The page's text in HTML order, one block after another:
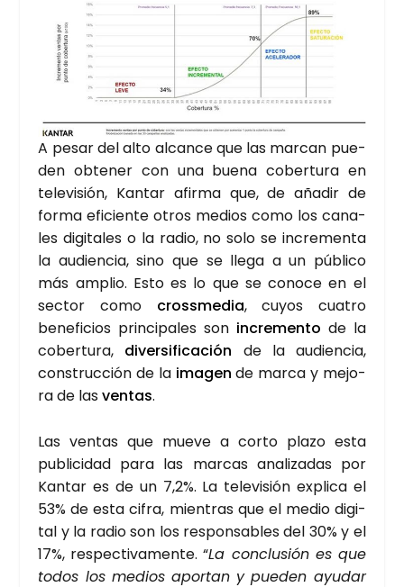
A pesar del alto alcan­ce que las mar­can pue­
den obte­ner con una bue­na cober­tu­ra en
tele­vi­sión, Kan­tar afir­ma que, de aña­dir de
for­ma efi­cien­te otros medios como los cana­
les digi­ta­les o la radio, no solo se incre­men­ta
la audien­cia, sino que se lle­ga a un públi­co
más amplio. Esto es lo que se cono­ce en el
sec­tor como cross­me­dia, cuyos cua­tro
bene­fi­cios prin­ci­pa­les son incre­men­to de la
cober­tu­ra, diver­si­fi­ca­ción de la audien­cia,
cons­truc­ción de la ima­gen de mar­ca y mejo­
ra de lasven­tas.
Las ven­tas que mue­ve a cor­to pla­zo esta
publi­ci­dad para las mar­cas ana­li­za­das por
Kan­tar es de un 7,2%. La tele­vi­sión expli­ca el
53% de esta cifra, mien­tras que el medio digi­
tal y la radio son los res­pon­sa­bles del 30% y el
17%, res­pec­ti­va­men­te. “La con­clu­sión es que
todos los medios apor­tan y pue­den ayu­dar